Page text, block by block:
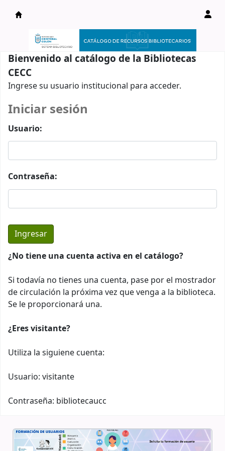
Catálogo en línea
Bienvenido al catálogo de la Bibliotecas
CECC
Ingrese su usuario institucional para acceder.
Iniciar sesión
Usuario:
Contraseña:
¿No tiene una cuenta activa en el catálogo?
Si todavía no tienes una cuenta, pase por el mostrador
de circulación la próxima vez que venga a la biblioteca.
Se le proporcionará una.
¿Eres visitante?
Utiliza la siguiene cuenta:
Usuario: visitante
Contraseña: bibliotecaucc